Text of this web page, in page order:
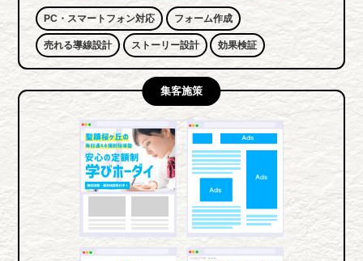
PC・スマートフォン対応 フォーム作成
売れる導線設計 ストーリー設計 効果検証
集客施策